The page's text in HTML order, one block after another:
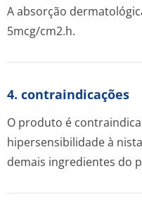
A absorção
5mcg/cm2.h.
4. contraindicações
O produto é
hipersensibilidade à
demais ingredientes do